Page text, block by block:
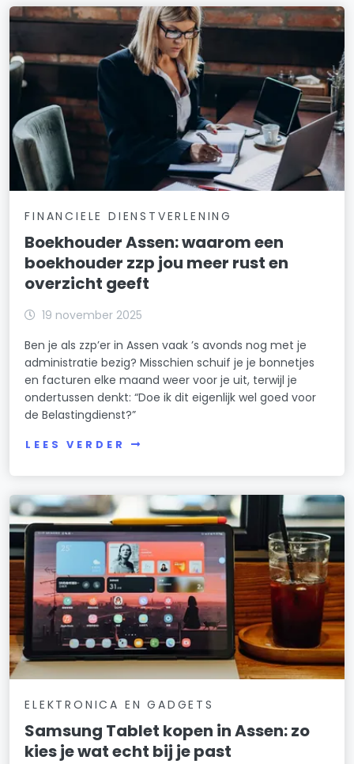
FINANCIELE DIENSTVERLENING
Boekhouder Assen: waarom een
boekhouder zzp jou meer rust en
overzicht geeft
19 november 2025
Ben je als zzp’er in Assen vaak ’s avonds nog met je
administratie bezig? Misschien schuif je je bonnetjes
en facturen elke maand weer voor je uit, terwijl je
ondertussen denkt: “Doe ik dit eigenlijk wel goed voor
de Belastingdienst?”
LEES VERDER
ELEKTRONICA EN GADGETS
Samsung Tablet kopen in Assen: zo
kies je wat echt bij je past